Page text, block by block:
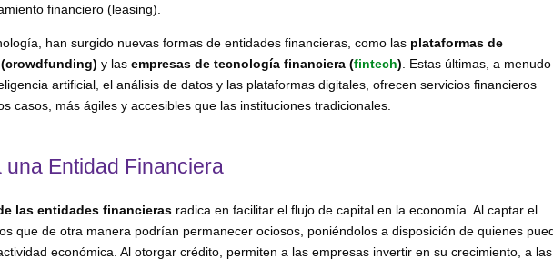
financiero (leasing).
han surgido nuevas formas de entidades financieras, como las plataformas de
y lasempresas de tecnología financiera (fintech) . Estas últimas, a menudo
artificial, el análisis de datos y las plataformas digitales, ofrecen servicios financieros
casos, más ágiles y accesibles que las instituciones tradicionales.
una Entidad Financiera
las entidades financieras radica en facilitar el flujo de capital en la economía. Al captar el
que de otra manera podrían permanecer ociosos, poniéndolos a disposición de quienes
económica. Al otorgar crédito, permiten a las empresas invertir en su crecimiento, a las